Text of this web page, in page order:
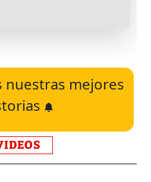
nuestras mejores